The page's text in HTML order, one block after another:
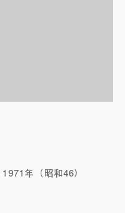
年（昭和46）